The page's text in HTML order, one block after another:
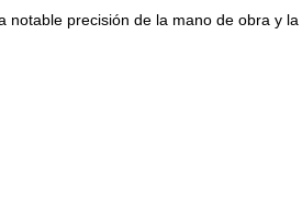
notable precisión de la mano de obra y